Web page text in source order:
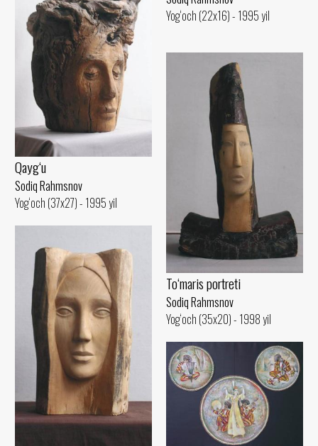
Yog‘och (22x16) - 1995 yil
Qayg‘u
Sodiq Rahmsnov
Yog‘och (37x27) - 1995 yil
To‘maris portreti
Sodiq Rahmsnov
Yog‘och (35x20) - 1998 yil